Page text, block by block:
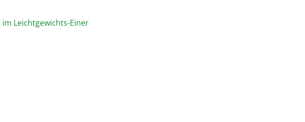
Leichtgewichts-Einer